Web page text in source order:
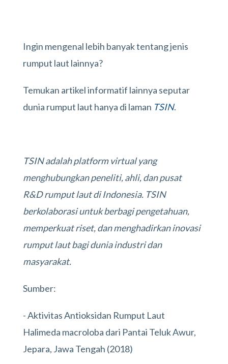
Ingin mengenal lebih banyak tentang jenis
rumput laut lainnya?
Temukan artikel informatif lainnya seputar
dunia rumput laut hanya di laman TSIN.
TSIN adalah platform virtual yang
menghubungkan peneliti, ahli, dan pusat
R&D rumput laut di Indonesia. TSIN
berkolaborasi untuk berbagi pengetahuan,
memperkuat riset, dan menghadirkan inovasi
rumput laut bagi dunia industri dan
masyarakat.
Sumber:
- Aktivitas Antioksidan Rumput Laut
Halimeda macroloba dari Pantai Teluk Awur,
Jepara, Jawa Tengah (2018)